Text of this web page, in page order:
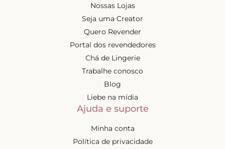
Nossas Lojas
Seja uma Creator
Quero Revender
Portal dos revendedores
Chá de Lingerie
Trabalhe conosco
Blog
Liebe na mídia
Ajuda e suporte
Minha conta
Política de privacidade